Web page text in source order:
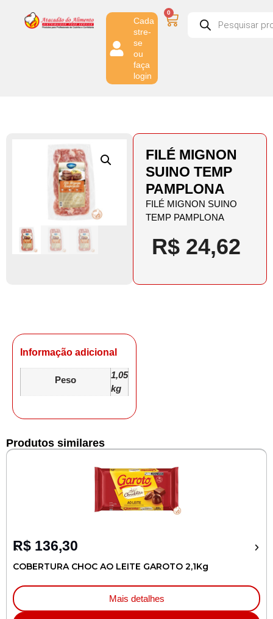
Cada
stre-
se
ou
faça
login
0
FILÉ MIGNON
SUINO TEMP
PAMPLONA
FILÉ MIGNON SUINO
TEMP PAMPLONA
R$ 24,62
Informação adicional
Peso
1,05
kg
Produtos similares
R$ 136,30
COBERTURA CHOC AO LEITE GAROTO 2,1Kg
Mais detalhes